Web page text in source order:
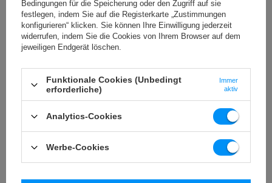
Bedingungen für die Speicherung oder den Zugriff auf sie
festlegen, indem Sie auf die Registerkarte „Zustimmungen
konfigurieren“ klicken. Sie können Ihre Einwilligung jederzeit
widerrufen, indem Sie die Cookies von Ihrem Browser auf dem
jeweiligen Endgerät löschen.
Funktionale Cookies (Unbedingt
erforderliche)
Immer
aktiv
Analytics-Cookies
Werbe-Cookies